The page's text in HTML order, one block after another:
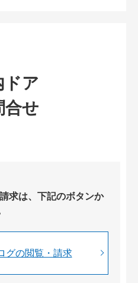
ドア
合せ
求は、下記のボタンか
グの閲覧・請求